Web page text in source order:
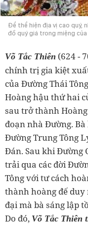
Để thể hiện địa vị cao
đồ quý giá trong miệng của
Võ Tắc Thiên (624 -
chính trị gia kiệt
của Đường Thái
Hoàng hậu thứ hai
sau trở thành
đoạn nhà Đường.
Đường Trung Tông
Đán. Sau khi Đường
trải qua các đời
Tông với tư cách
thành hoàng đế
đại mà bà sáng lập
Do đó, Võ Tắc Thiên